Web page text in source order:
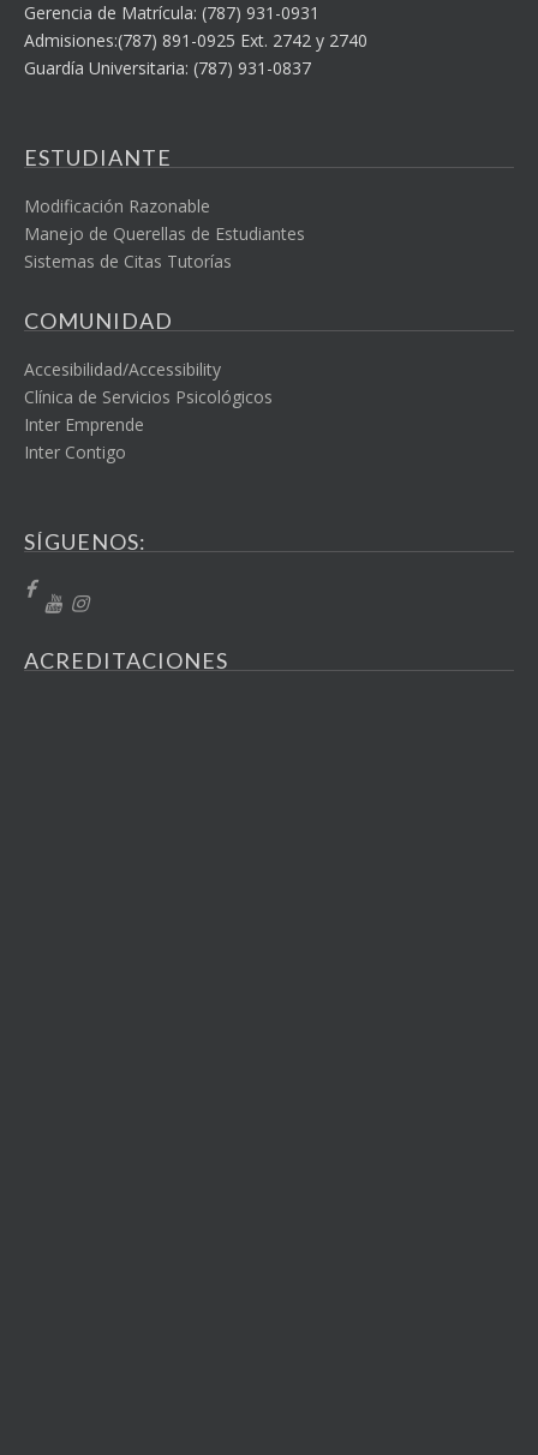
Gerencia de Matrícula: (787) 931-0931
Admisiones:(787) 891-0925 Ext. 2742 y 2740
Guardía Universitaria: (787) 931-0837
ESTUDIANTE
Modificación Razonable
Manejo de Querellas de Estudiantes
Sistemas de Citas Tutorías
COMUNIDAD
Accesibilidad/Accessibility
Clínica de Servicios Psicológicos
Inter Emprende
Inter Contigo
SÍGUENOS:
ACREDITACIONES